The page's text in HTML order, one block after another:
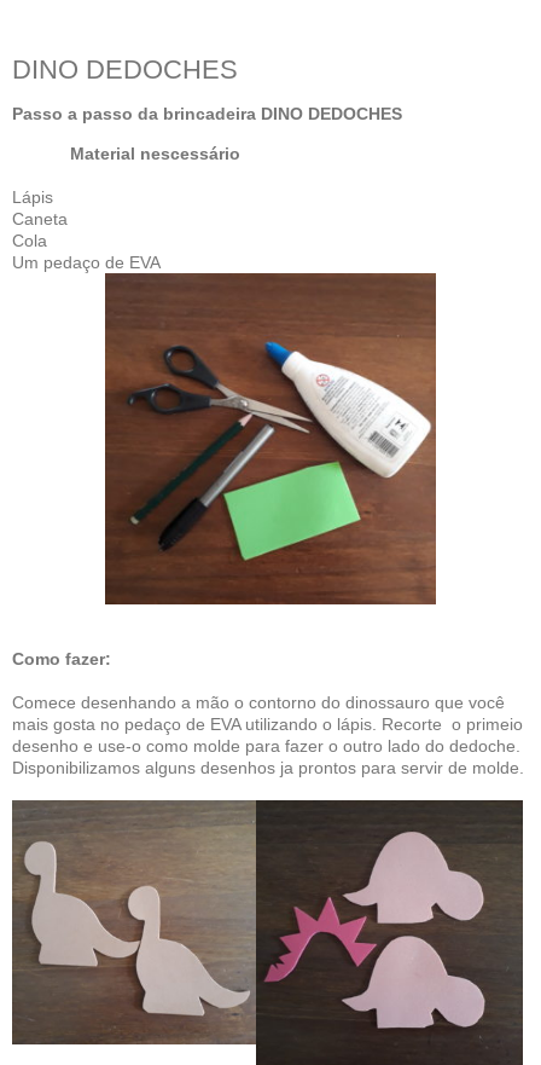
DINO DEDOCHES
Passo a passo da brincadeira DINO DEDOCHES
Material nescessário
Lápis
Caneta
Cola
Um pedaço de EVA
Como fazer:
Comece desenhando a mão o contorno do dinossauro que você
mais gosta no pedaço de EVA utilizando o lápis. Recorte o primeio
desenho e use-o como molde para fazer o outro lado do dedoche.
Disponibilizamos alguns desenhos ja prontos para servir de molde.